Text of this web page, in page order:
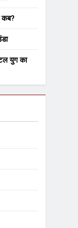
कब?
युग का